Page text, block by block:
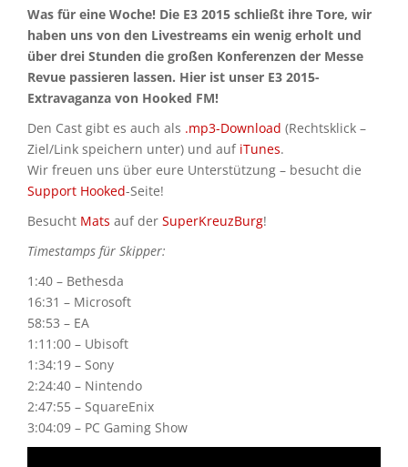
Jobs
Discord
Was für eine Woche! Die E3 2015 schließt ihre Tore, wir
haben uns von den Livestreams ein wenig erholt und
über drei Stunden die großen Konferenzen der Messe
Revue passieren lassen. Hier ist unser E3 2015-
Extravaganza von Hooked FM!
Den Cast gibt es auch als .mp3-Download (Rechtsklick –
Ziel/Link speichern unter) und auf iTunes.
Wir freuen uns über eure Unterstützung – besucht die
Support Hooked-Seite!
Besucht Mats auf der SuperKreuzBurg!
Timestamps für Skipper:
1:40 – Bethesda
16:31 – Microsoft
58:53 – EA
1:11:00 – Ubisoft
1:34:19 – Sony
2:24:40 – Nintendo
2:47:55 – SquareEnix
3:04:09 – PC Gaming Show